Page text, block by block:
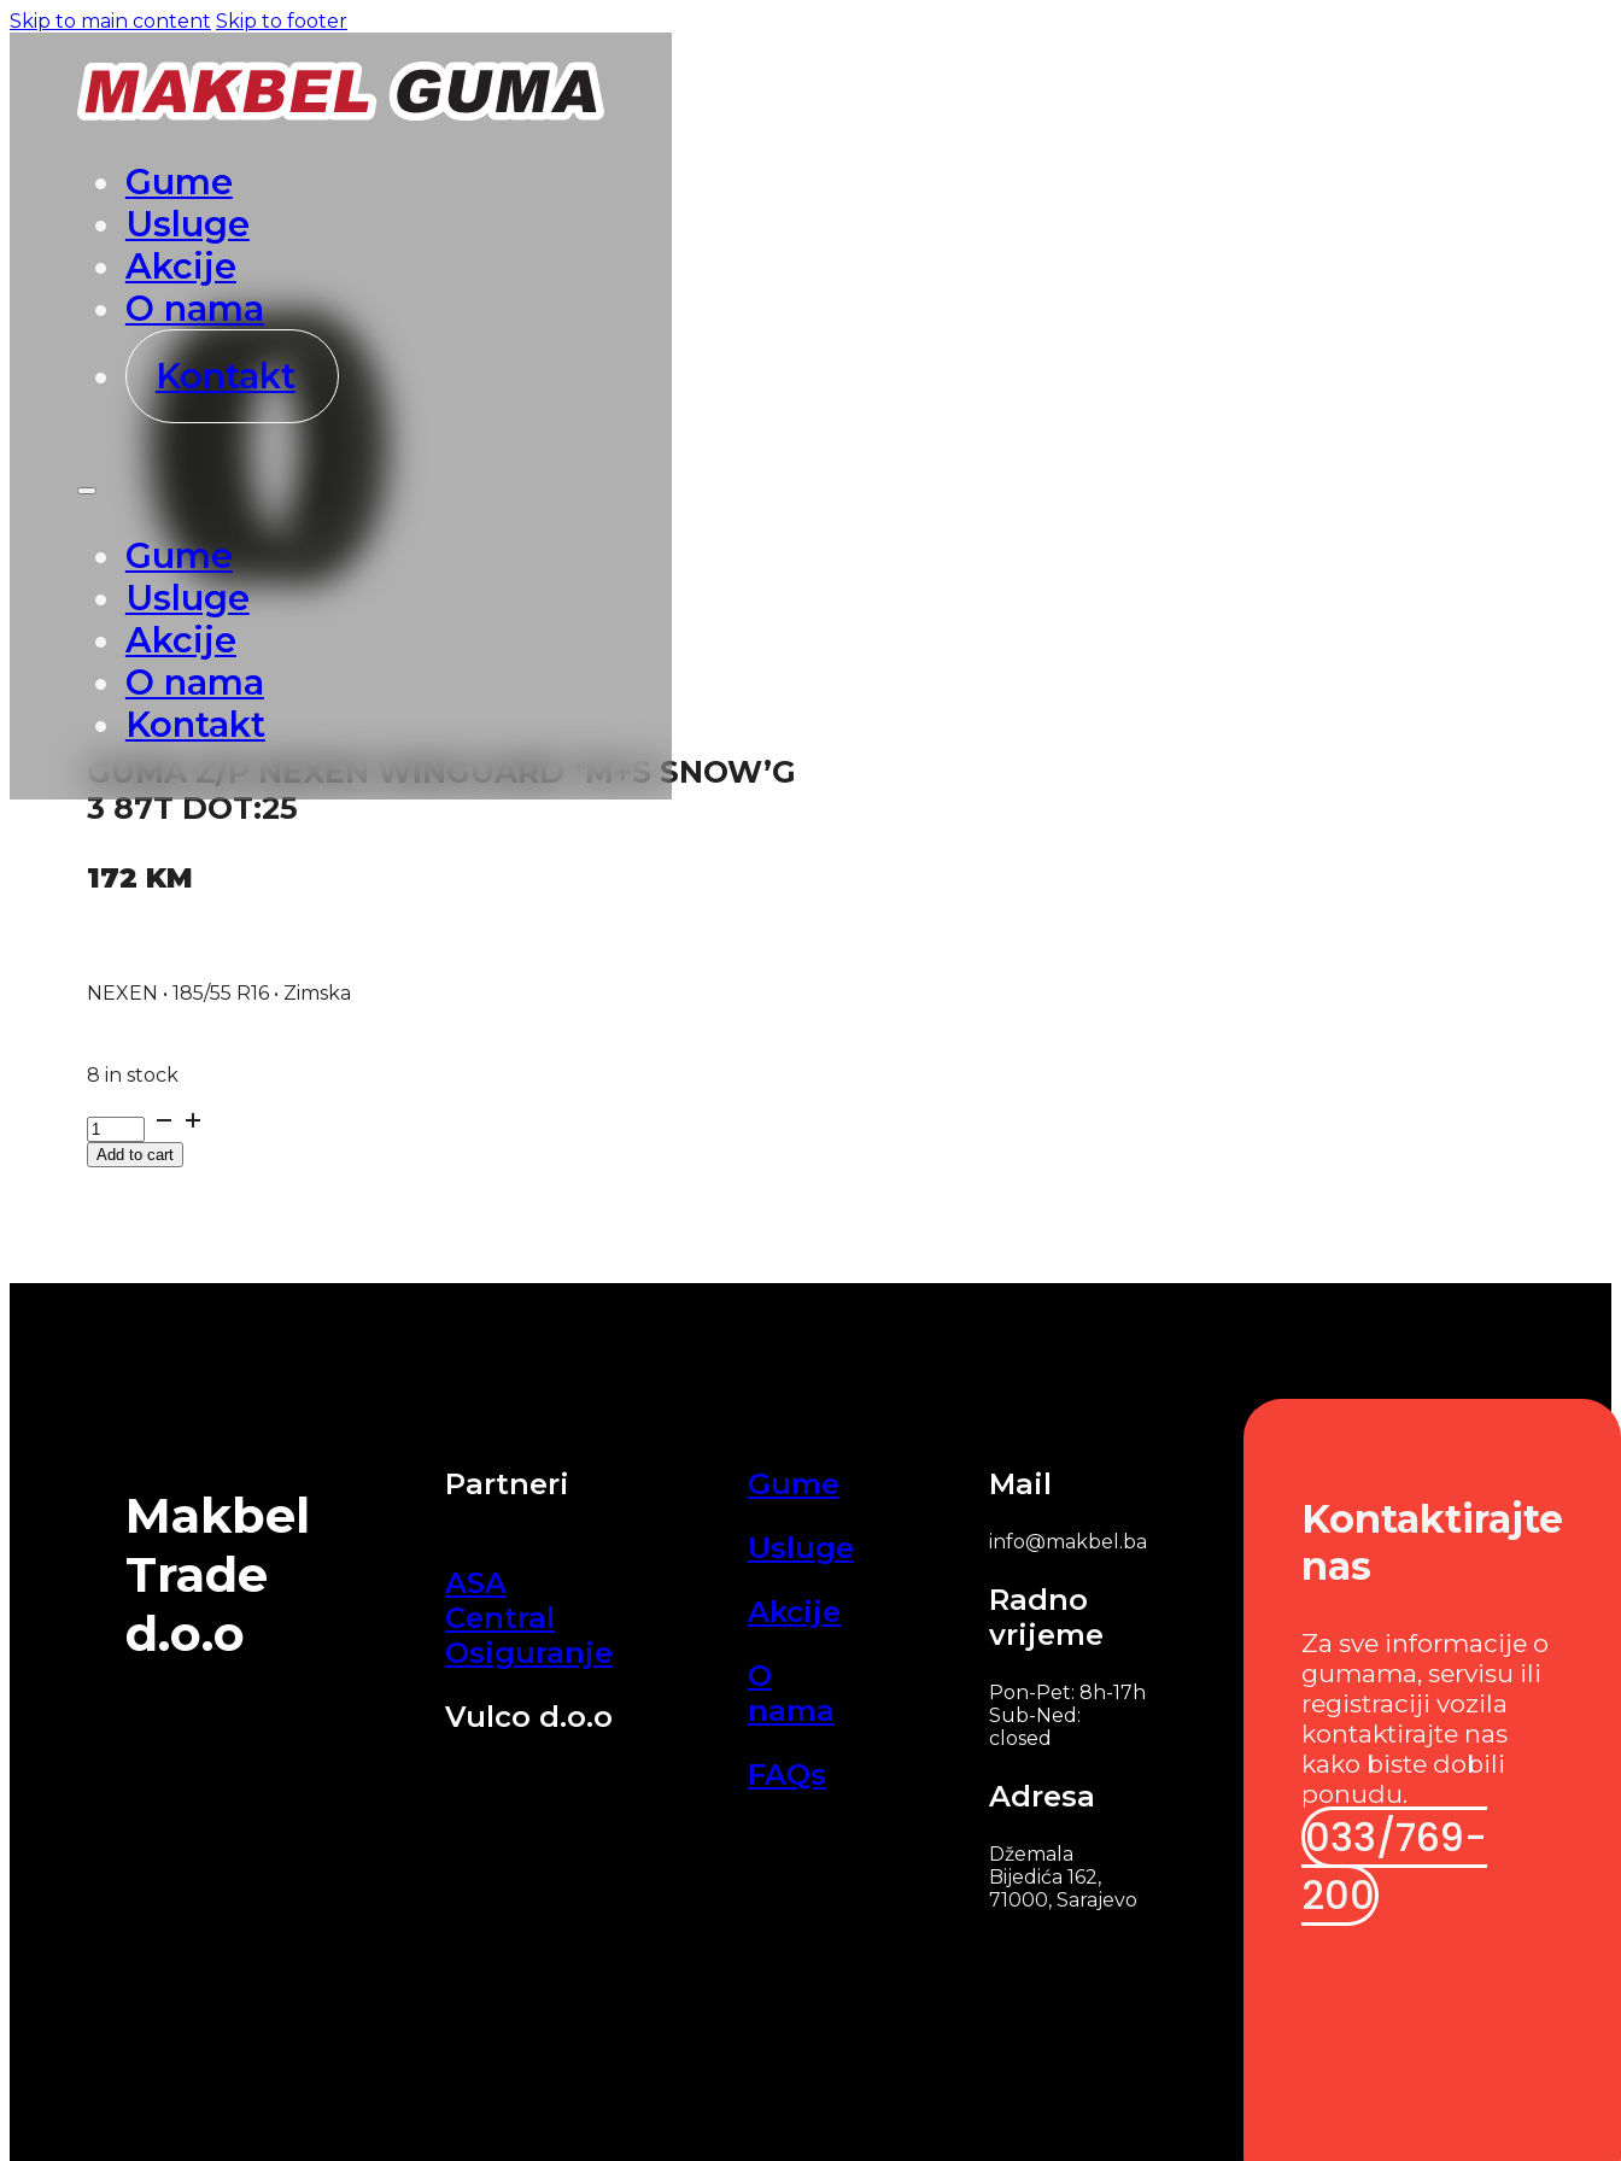
Skip to main content Skip to footer
Gume
Usluge
Akcije
O nama
Kontakt
Gume
Usluge
Akcije
O nama
Kontakt
GUMA Z/P NEXEN WINGUARD *M+S SNOW’G
3 87T DOT:25
172 KM
NEXEN • 185/55 R16 • Zimska
8 in stock
GUMA
Z/P
NEXEN
Add to cart
Makbel
Trade
d.o.o
Partneri
ASA
Central
Osiguranje
Vulco d.o.o
Gume
Usluge
Akcije
O
nama
FAQs
Mail
info@makbel.ba
Radno
vrijeme
Pon-Pet: 8h-17h
Sub-Ned:
closed
Adresa
Džemala
Bijedića 162,
71000, Sarajevo
Kontaktirajte
nas
Za sve informacije o
gumama, servisu ili
registraciji vozila
kontaktirajte nas
kako biste dobili
ponudu.
033/769-
200